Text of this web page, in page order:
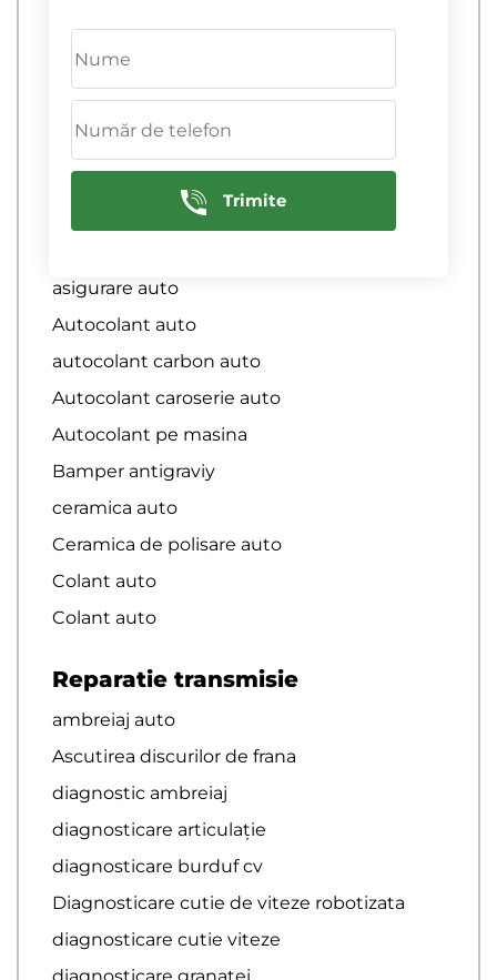
Acoperirea masinii cu rapitorul
Anticravie pelica pe capot
Antigravii
antigravita plenkă
Antigravita Plenka
Antigravita poliuretana
asigurare auto
Autocolant auto
autocolant carbon auto
Autocolant caroserie auto
Autocolant pe masina
Bamper antigraviy
ceramica auto
Ceramica de polisare auto
Colant auto
Colant auto
Reparatie transmisie
ambreiaj auto
Ascutirea discurilor de frana
diagnostic ambreiaj
diagnosticare articulație
diagnosticare burduf cv
Diagnosticare cutie de viteze robotizata
diagnosticare cutie viteze
diagnosticare granatei
Trimite